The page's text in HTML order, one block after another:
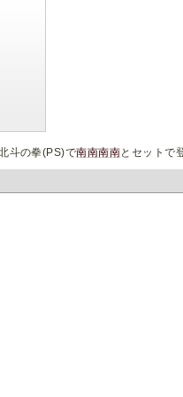
斗の拳(PS)で南南南南とセットで